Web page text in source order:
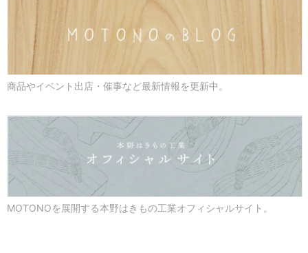
商品やイベント出店・催事など最新情報を更新中。
MOTONOを展開する本野はきもの工業オフィシャルサイト。